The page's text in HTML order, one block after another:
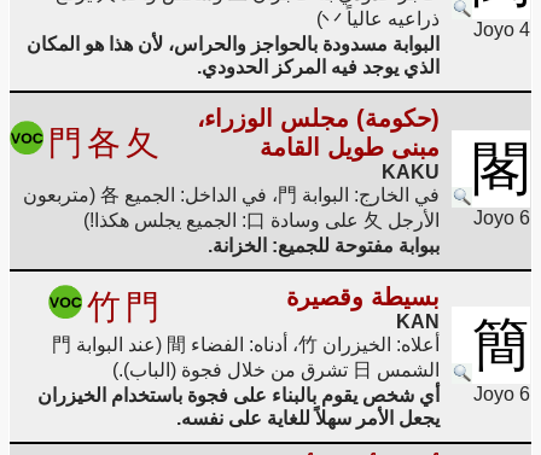
Joyo 4
ذراعيه عالياً 丷)
البوابة مسدودة بالحواجز والحراس، لأن هذا هو المكان
الذي يوجد فيه المركز الحدودي.
閣
Joyo 6
(حكومة) مجلس الوزراء،
مبنى طويل القامة
KAKU
門 各 夂
في الخارج: البوابة 門، في الداخل: الجميع 各 (متربعون
الأرجل 夂 على وسادة 口: الجميع يجلس هكذا!)
ببوابة مفتوحة للجميع: الخزانة.
簡
Joyo 6
بسيطة وقصيرة
KAN
竹 門
أعلاه: الخيزران 竹، أدناه: الفضاء 間 (عند البوابة 門
الشمس 日 تشرق من خلال فجوة (الباب).)
أي شخص يقوم بالبناء على فجوة باستخدام الخيزران
يجعل الأمر سهلاً للغاية على نفسه.